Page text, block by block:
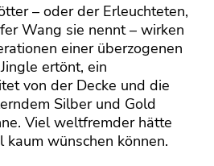
– oder der Erleuchteten,
Wang sie nennt – wirken
einer überzogenen
ertönt, ein
von der Decke und die
Silber und Gold
Viel weltfremder hätte
kaum wünschen können.